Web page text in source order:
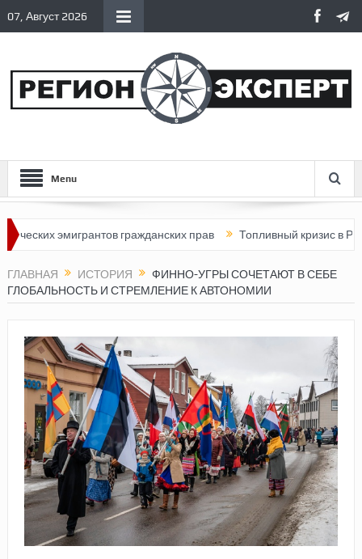
07, Август 2026
Menu
эмигрантов гражданских прав Топливный кризис в России
ГЛАВНАЯ ИСТОРИЯ
ФИННО-УГРЫ СОЧЕТАЮТ В СЕБЕ
ГЛОБАЛЬНОСТЬ И СТРЕМЛЕНИЕ К АВТОНОМИИ